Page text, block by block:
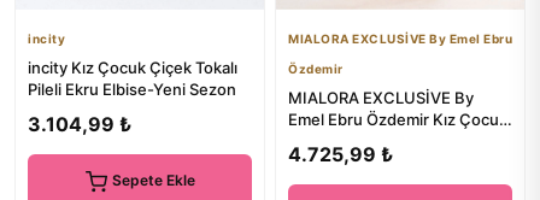
incity
incity Kız Çocuk Çiçek Tokalı
Pileli Ekru Elbise-Yeni Sezon
3.104,99 ₺
Sepete Ekle
MIALORA EXCLUSİVE By Emel Ebru
Özdemir
MIALORA EXCLUSİVE By
Emel Ebru Özdemir Kız Çocuk
4.725,99 ₺